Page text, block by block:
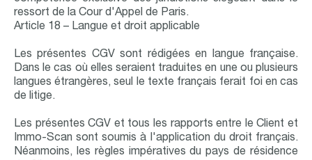
ressort de la Cour d'Appel de Paris.
Article 18 – Langue et droit applicable
Les présentes CGV sont rédigées en langue française.
Dans le cas où elles seraient traduites en une ou plusieurs
langues étrangères, seul le texte français ferait foi en cas
de litige.
Les présentes CGV et tous les rapports entre le Client et
Immo-Scan sont soumis à l'application du droit français.
Néanmoins, les règles impératives du pays de résidence